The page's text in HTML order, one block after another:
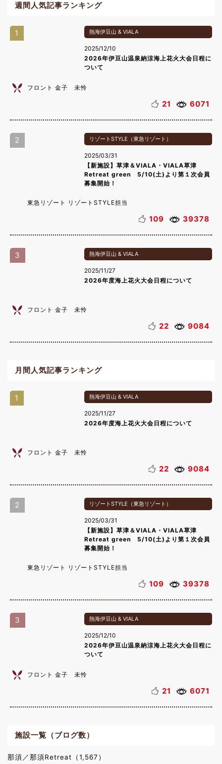
週間人気記事ランキング
1 熱海伊豆山 & VIALA
2025/12/10
2026年伊豆山温泉納涼海上花火大会日程に
ついて
フロント 金子 未怜
21 6071
2 リゾートSTYLE（東急リゾート）
2025/03/31
【新施設】草津＆VIALA・VIALA草津
Retreat green 5/10(土)より第１次会員
募集開始！
東急リゾート リゾートSTYLE担当
109 39378
3 熱海伊豆山 & VIALA
2025/11/27
2026年度海上花火大会日程について
フロント 金子 未怜
22 9084
月間人気記事ランキング
1 熱海伊豆山 & VIALA
2025/11/27
2026年度海上花火大会日程について
フロント 金子 未怜
22 9084
2 リゾートSTYLE（東急リゾート）
2025/03/31
【新施設】草津＆VIALA・VIALA草津
Retreat green 5/10(土)より第１次会員
募集開始！
東急リゾート リゾートSTYLE担当
109 39378
3 熱海伊豆山 & VIALA
2025/12/10
2026年伊豆山温泉納涼海上花火大会日程に
ついて
フロント 金子 未怜
21 6071
施設一覧（ブログ数）
那須／那須Retreat（1,567）